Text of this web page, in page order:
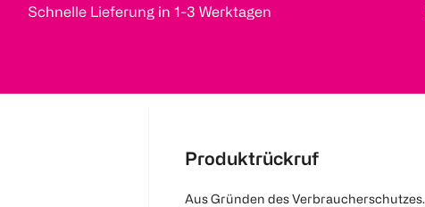
Schnelle Lieferung in 1-3 Werktagen
Produktrückruf
Aus Gründen des Verbraucherschutzes.